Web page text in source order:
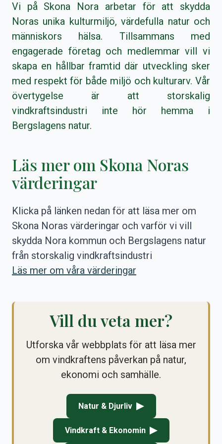
Vi på Skona Nora arbetar för att skydda
Noras unika kulturmiljö, värdefulla natur och
människors hälsa. Tillsammans med
engagerade företag och medlemmar vill vi
skapa en hållbar framtid där utveckling sker
med respekt för både miljö och kulturarv. Vår
övertygelse är att storskalig
vindkraftsindustri inte hör hemma i
Bergslagens natur.
Läs mer om Skona Noras
värderingar
Klicka på länken nedan för att läsa mer om
Skona Noras värderingar och varför vi vill
skydda Nora kommun och Bergslagens natur
från storskalig vindkraftsindustri
Läs mer om våra värderingar
Vill du veta mer?
Utforska vår webbplats för att läsa mer
om vindkraftens påverkan på natur,
ekonomi och samhälle.
Natur & Djurliv
Vindkraft & Ekonomin